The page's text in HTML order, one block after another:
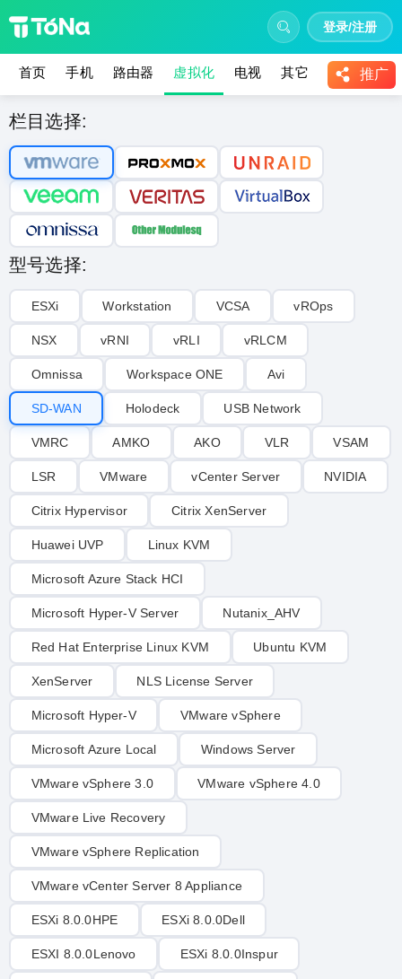
登录/注册
首页 手机 路由器 虚拟化 电视 其它 教程 推广
栏目选择:
型号选择:
ESXi Workstation VCSA vROps
NSX vRNI vRLI‌ vRLCM
Omnissa Workspace ONE Avi
SD-WAN Holodeck USB Network
VMRC AMKO AKO VLR VSAM
LSR VMware vCenter Server NVIDIA
Citrix Hypervisor Citrix XenServer
Huawei UVP Linux KVM
Microsoft Azure Stack HCI
Microsoft Hyper-V Server Nutanix_AHV
Red Hat Enterprise Linux KVM Ubuntu KVM
XenServer NLS License Server
Microsoft Hyper-V VMware vSphere
Microsoft Azure Local Windows Server
VMware vSphere 3.0 VMware vSphere 4.0
VMware Live Recovery
VMware vSphere Replication
VMware vCenter Server 8 Appliance
ESXi 8.0.0HPE ESXi 8.0.0Dell
ESXI 8.0.0Lenovo ESXi 8.0.0Inspur